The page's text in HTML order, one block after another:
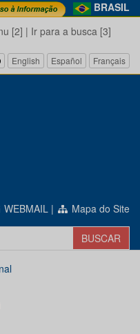
BRASIL
[2] | Ir para a busca [3]
English Español Français
WEBMAIL | Mapa do Site